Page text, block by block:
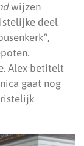
wijzen
deel
Alex betitelt
gaat nog